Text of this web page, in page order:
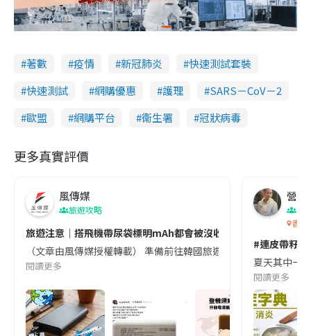
著數 疫情 新冠肺炎
快速測試套裝
快速測試
網購優惠 護理
SARS－CoV－2
歐盟
網購平台 衞生署 冠狀病毒
更多真實評價
風傳媒
旅遊攻略
旅遊注意｜搭飛機帶尿袋標明mAh都會被沒收😱出發前切記檢查
（文章由風傳媒授權轉載） 準備前往韓國旅遊的民眾，近期要
閱讀更多
營養
香港
#連皮帶籽
夏天其中一
閱讀更多